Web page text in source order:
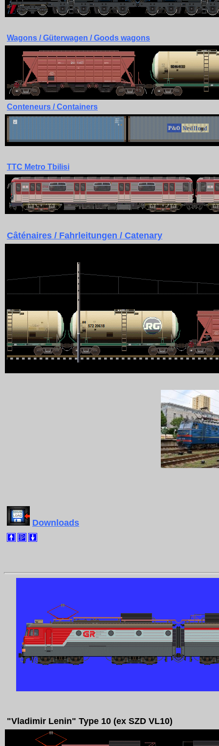
Wagons / Güterwagen / Goods wagons
Conteneurs / Containers
TTC Metro Tbilisi
Câténaires / Fahrleitungen / Catenary
Downloads
"Vladimir Lenin" Type 10 (ex SZD VL10)